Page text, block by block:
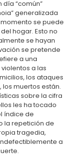
“común”
generalizada
se puede
hogar. Esto no
se hayan
se pretende
a una
a las
los ataques
muertos están.
sobre la cifra
les ha tocado
índice de
la repetición de
tragedia,
a